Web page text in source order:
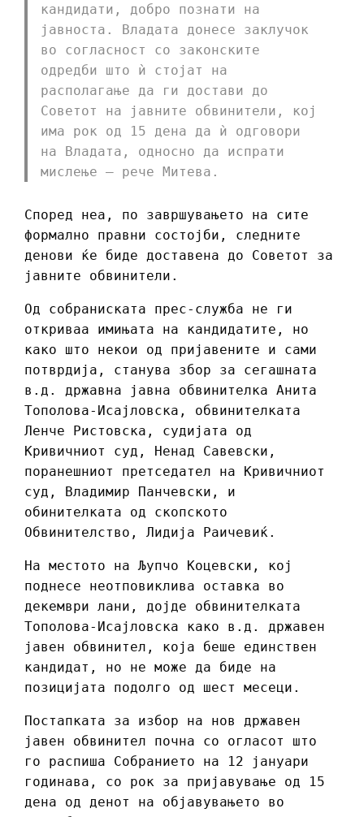
кандидати, добро познати на
јавноста. Владата донесе заклучок
во согласност со законските
одредби што ѝ стојат на
располагање да ги достави до
Советот на јавните обвинители, кој
има рок од 15 дена да ѝ одговори
на Владата, односно да испрати
мислење – рече Митева.
Според неа, по завршувањето на сите
формално правни состојби, следните
денови ќе биде доставена до Советот за
јавните обвинители.
Од собраниската прес-служба не ги
откриваа имињата на кандидатите, но
како што некои од пријавените и сами
потврдија, станува збор за сегашната
в.д. државна јавна обвинителка Анита
Тополова-Исајловска, обвинителката
Ленче Ристовска, судијата од
Кривичниот суд, Ненад Савевски,
поранешниот претседател на Кривичниот
суд, Владимир Панчeвски, и
обинителката од скопското
Обвинителство, Лидија Раичевиќ.
На местото на Љупчо Коцевски, кој
поднесе неотповиклива оставка во
декември лани, дојде обвинителката
Тополова-Исајловска како в.д. државен
јавен обвинител, која беше единствен
кандидат, но не може да биде на
позицијата подолго од шест месеци.
Постапката за избор на нов државен
јавен обвинител почна со огласот што
го распиша Собранието на 12 јануари
годинава, со рок за пријавување од 15
дена од денот на објавувањето во